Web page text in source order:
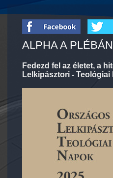
ALPHA A
Fedezd fel az életet, a
Lelkipásztori - Teológiai